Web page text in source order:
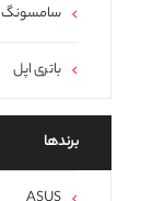
سامسونگ
باتری اپل
برند‌ها